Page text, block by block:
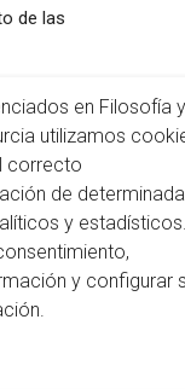
de las
en Filosofía
utilizamos
correcto
de
y
y configurar
Aprende cómo
en Filosofía y Letras